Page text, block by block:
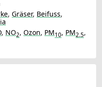
, Gräser, Beifuss,
, NO2, Ozon, PM10, PM2.5,